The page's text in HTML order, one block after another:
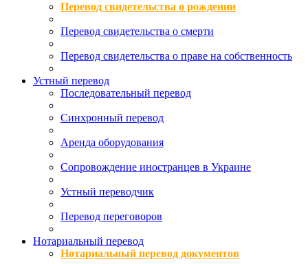
Перевод свидетельства о рождении
Перевод свидетельства о смерти
Перевод свидетельства о праве на собственность
Устный перевод
Последовательный перевод
Синхронный перевод
Аренда оборудования
Сопровождение иностранцев в Украине
Устный переводчик
Перевод переговоров
Нотариальный перевод
Нотариальный перевод документов